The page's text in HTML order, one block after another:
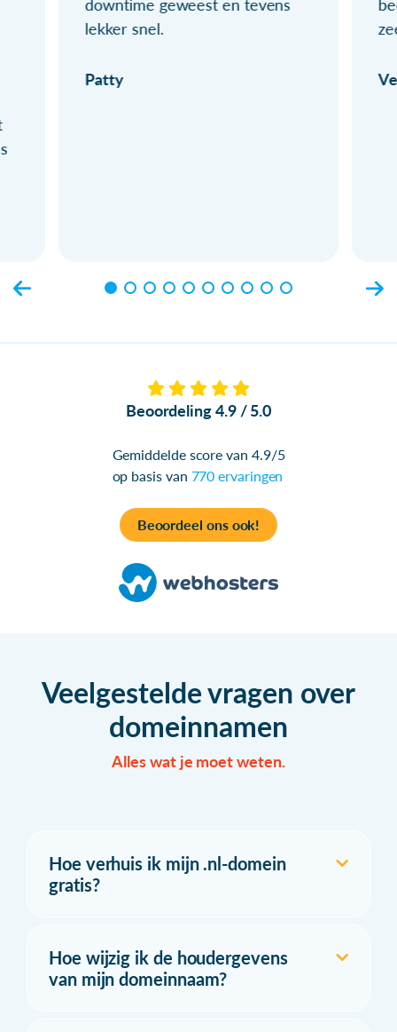
downtime geweest en tevens
lekker snel.
Patty
Beoordeling 4.9 / 5.0
Gemiddelde score van 4.9/5
op basis van 770 ervaringen
Beoordeel ons ook!
Veelgestelde vragen over
domeinnamen
Alles wat je moet weten.
Hoe verhuis ik mijn .nl-domein
gratis?
Hoe wijzig ik de houdergevens
van mijn domeinnaam?